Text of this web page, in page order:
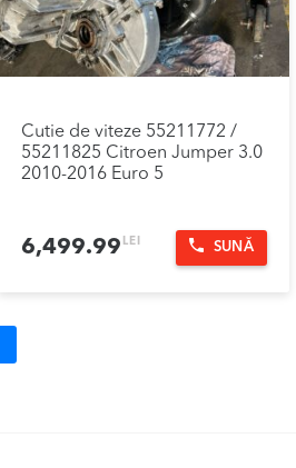
Cutie de viteze 55211772 /
55211825 Citroen Jumper 3.0
2010-2016 Euro 5
6,499.99 LEI SUNĂ